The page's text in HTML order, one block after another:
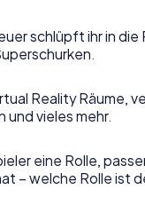
schlüpft ihr in die
Reality Räume,
vieles mehr.
eine Rolle,
– welche Rolle ist